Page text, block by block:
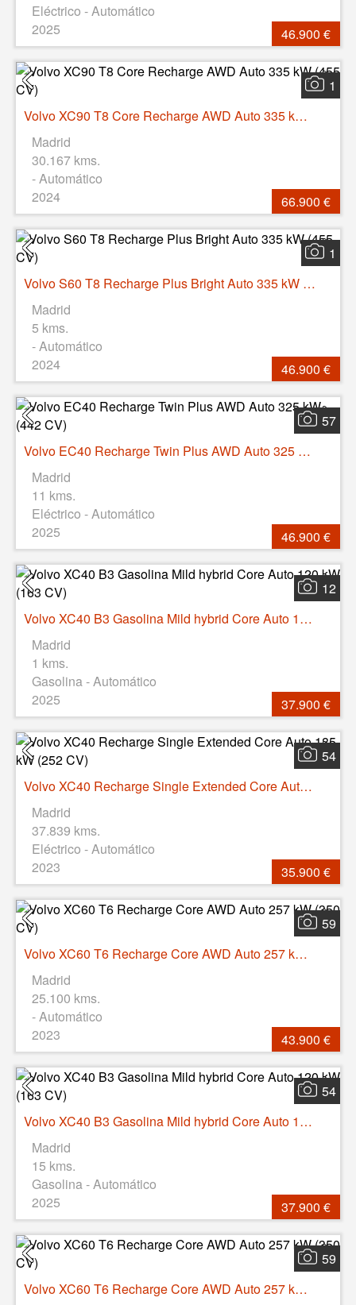
Eléctrico - Automático
2025
46.900 €
1
Volvo XC90 T8 Core Recharge AWD Auto 335 kW (455 CV)
Madrid
30.167 kms.
- Automático
2024
66.900 €
1
Volvo S60 T8 Recharge Plus Bright Auto 335 kW (455 CV)
Madrid
5 kms.
- Automático
2024
46.900 €
57
Volvo EC40 Recharge Twin Plus AWD Auto 325 kW (442 CV)
Madrid
11 kms.
Eléctrico - Automático
2025
46.900 €
12
Volvo XC40 B3 Gasolina Mild hybrid Core Auto 120 kW (163 CV)
Madrid
1 kms.
Gasolina - Automático
2025
37.900 €
54
Volvo XC40 Recharge Single Extended Core Auto 185 kW (252 CV)
Madrid
37.839 kms.
Eléctrico - Automático
2023
35.900 €
59
Volvo XC60 T6 Recharge Core AWD Auto 257 kW (350 CV)
Madrid
25.100 kms.
- Automático
2023
43.900 €
54
Volvo XC40 B3 Gasolina Mild hybrid Core Auto 120 kW (163 CV)
Madrid
15 kms.
Gasolina - Automático
2025
37.900 €
59
Volvo XC60 T6 Recharge Core AWD Auto 257 kW (350 CV)